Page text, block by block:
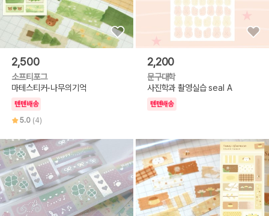
2,500
소프티포그
마테스티커-나무의기억
텐텐배송
5.0 (4)
2,200
문구대학
사진학과 촬영실습 seal A
텐텐배송